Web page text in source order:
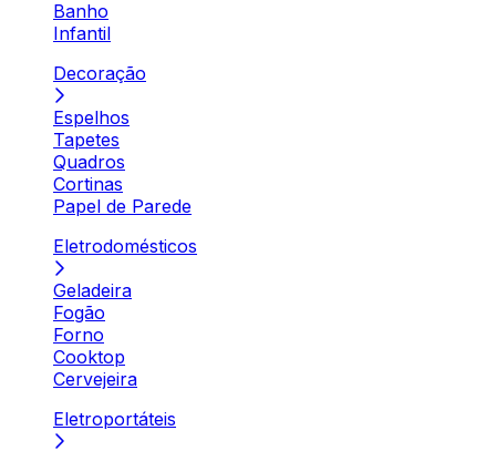
Banho
Infantil
Decoração
Espelhos
Tapetes
Quadros
Cortinas
Papel de Parede
Eletrodomésticos
Geladeira
Fogão
Forno
Cooktop
Cervejeira
Eletroportáteis